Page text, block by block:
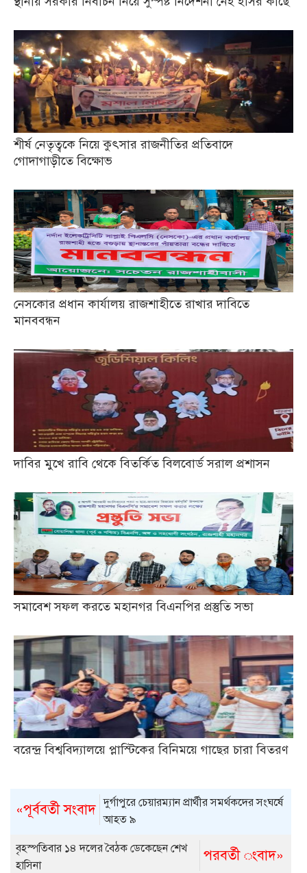
শীর্ষ নেতৃত্বকে নিয়ে কুৎসার রাজনীতির প্রতিবাদে
গোদাগাড়ীতে বিক্ষোভ
নেসকোর প্রধান কার্যালয় রাজশাহীতে রাখার দাবিতে
মানববন্ধন
দাবির মুখে রাবি থেকে বিতর্কিত বিলবোর্ড সরাল প্রশাসন
সমাবেশ সফল করতে মহানগর বিএনপির প্রস্তুতি সভা
বরেন্দ্র বিশ্ববিদ্যালয়ে প্লাস্টিকের বিনিময়ে গাছের চারা বিতরণ
«পূর্ববর্তী সংবাদ দুর্গাপুরে চেয়ারম্যান প্রার্থীর সমর্থকদের সংঘর্ষে
আহত ৯
পরবর্তী ংবাদ»
বৃহস্পতিবার ১৪ দলের বৈঠক ডেকেছেন শেখ
হাসিনা